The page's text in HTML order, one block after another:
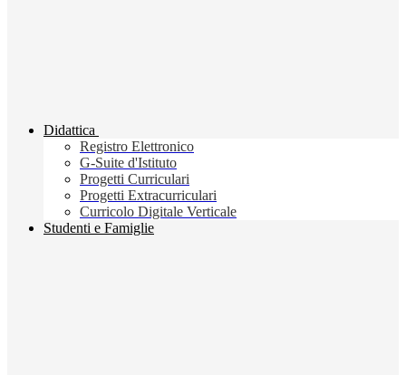
Didattica
Registro Elettronico
G-Suite d'Istituto
Progetti Curriculari
Progetti Extracurriculari
Curricolo Digitale Verticale
Studenti e Famiglie